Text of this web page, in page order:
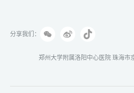
分享我们：
郑州大学附属洛阳中心医院 珠海市